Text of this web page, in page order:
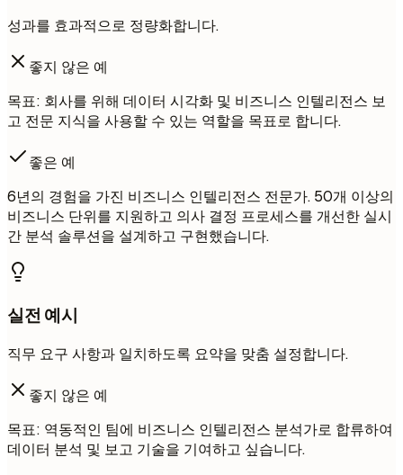
성과를 효과적으로 정량화합니다.
좋지 않은 예
목표: 회사를 위해 데이터 시각화 및 비즈니스 인텔리전스 보
고 전문 지식을 사용할 수 있는 역할을 목표로 합니다.
좋은 예
6년의 경험을 가진 비즈니스 인텔리전스 전문가. 50개 이상의
비즈니스 단위를 지원하고 의사 결정 프로세스를 개선한 실시
간 분석 솔루션을 설계하고 구현했습니다.
실전 예시
직무 요구 사항과 일치하도록 요약을 맞춤 설정합니다.
좋지 않은 예
목표: 역동적인 팀에 비즈니스 인텔리전스 분석가로 합류하여
데이터 분석 및 보고 기술을 기여하고 싶습니다.